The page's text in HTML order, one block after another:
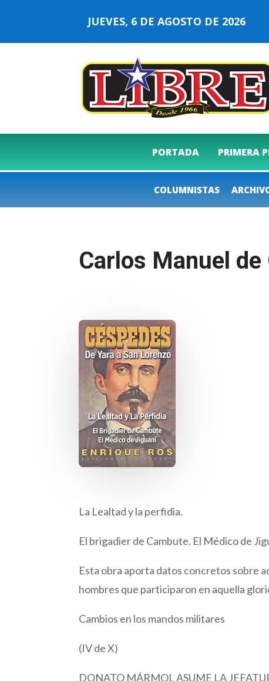
JUEVES, 6 DE AGOSTO DE 2026
PORTADA PRIMERA
COLUMNISTAS
Carlos Manuel de
La Lealtad y la perfidia.
El brigadier de Cambute. El Médico de
Esta obra aporta datos concretos sobre
hombres que participaron en aquella
Cambios en los mandos militares
(IV de X)
DONATO MÁRMOL ASUME LA